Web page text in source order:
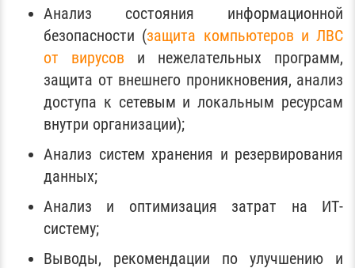
Анализ состояния информационной
безопасности (защита компьютеров и ЛВС
от вирусов и нежелательных программ,
защита от внешнего проникновения, анализ
доступа к сетевым и локальным ресурсам
внутри организации);
Анализ систем хранения и резервирования
данных;
Анализ и оптимизация затрат на ИТ-
систему;
Выводы, рекомендации по улучшению и